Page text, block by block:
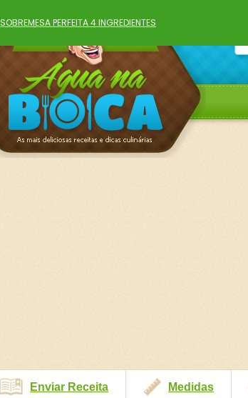
Enviar Receita Medidas
SOBREMESA PERFEITA 4 INGREDIENTES